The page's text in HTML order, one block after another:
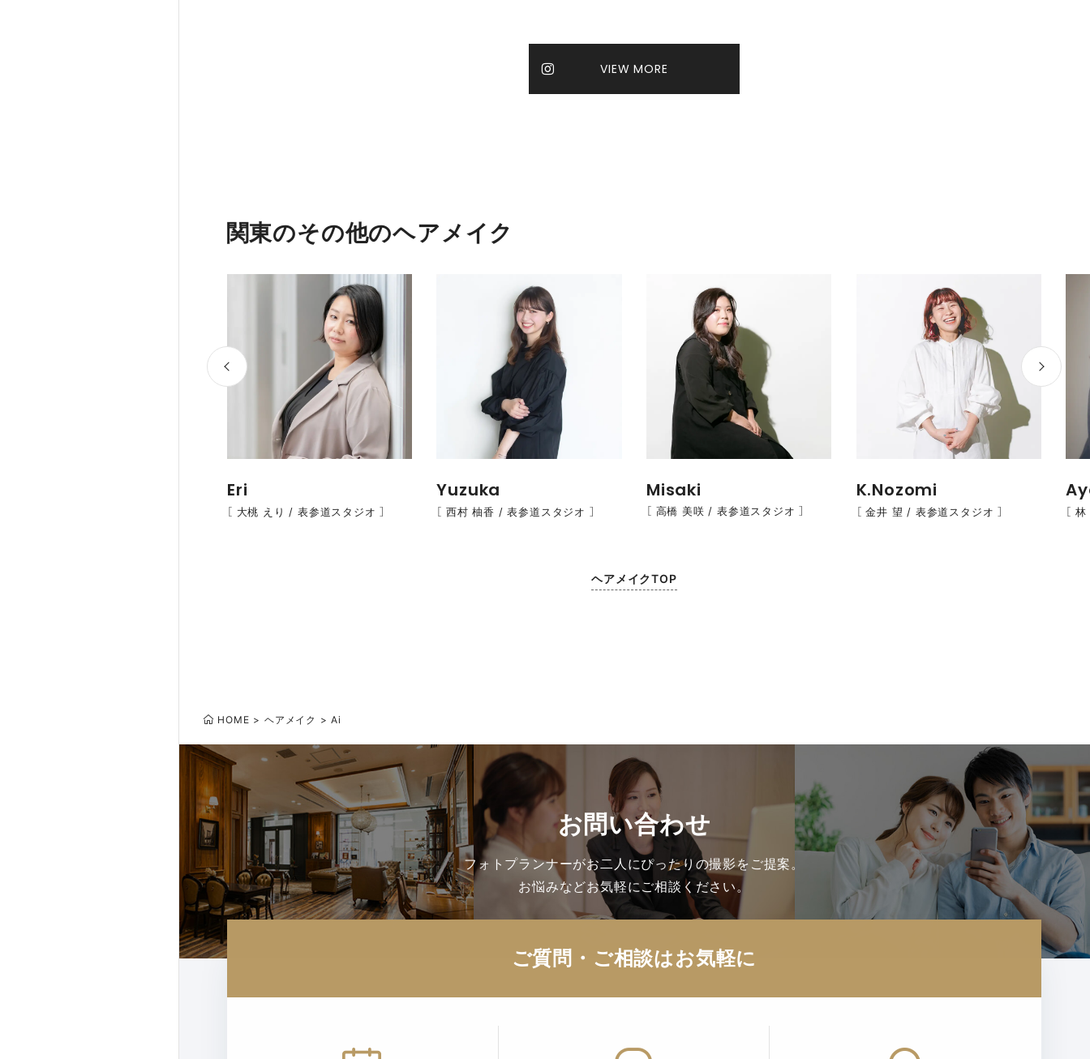
VIEW MORE
関東のその他のヘアメイク
Eri
［ 大桃 えり / 表参道スタジオ ］
Yuzuka
［ 西村 柚香 / 表参道スタジオ ］
Misaki
［ 高橋 美咲 / 表参道スタジオ ］
K.Nozomi
［ 金井 望 / 表参道スタジオ ］ ［
ヘアメイクTOP
HOME ヘアメイク Ai
お問い合わせ
フォトプランナーがお二人にぴったりの撮影をご提案。
お悩みなどお気軽にご相談ください。
ご質問・ご相談はお気軽に